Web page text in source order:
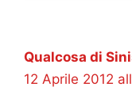
Qualcosa di
12 Aprile 2012